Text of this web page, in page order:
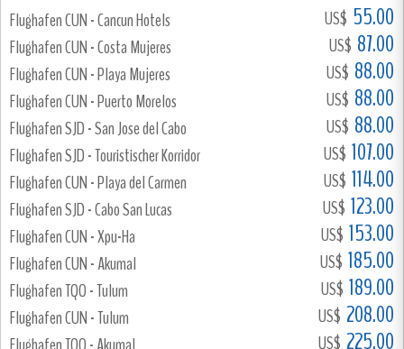
Flughafen CUN - Cancun Hotels US$ 55.00
Flughafen CUN - Costa Mujeres US$ 87.00
Flughafen CUN - Playa Mujeres US$ 88.00
Flughafen CUN - Puerto Morelos US$ 88.00
Flughafen SJD - San Jose del Cabo US$ 88.00
Flughafen SJD - Touristischer Korridor US$ 107.00
Flughafen CUN - Playa del Carmen US$ 114.00
Flughafen SJD - Cabo San Lucas US$ 123.00
Flughafen CUN - Xpu-Ha US$ 153.00
Flughafen CUN - Akumal US$ 185.00
Flughafen TQO - Tulum US$ 189.00
Flughafen CUN - Tulum US$ 208.00
US$ 225.00